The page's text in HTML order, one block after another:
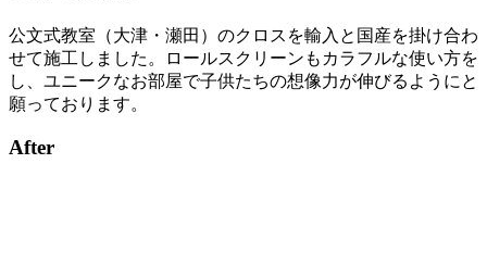
公文式教室（大津・瀬田）のクロスを輸入と国産を掛け合わ
せて施工しました。ロールスクリーンもカラフルな使い方を
し、ユニークなお部屋で子供たちの想像力が伸びるようにと
願っております。
After